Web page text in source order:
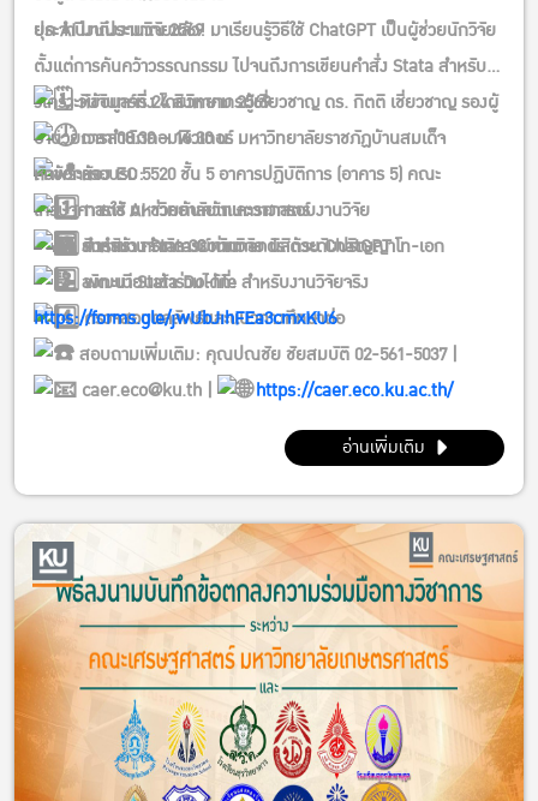
ประจำปีงบประมาณ 2569
ยุค AI มาถึงงานวิจัยแล้ว! มาเรียนรู้วิธีใช้ ChatGPT เป็นผู้ช่วยนักวิจัย
ตั้งแต่การค้นคว้าวรรณกรรม ไปจนถึงการเขียนคำสั่ง Stata สำหรับ
วิเคราะห์ข้อมูลจริง โดยวิทยากรผู้เชี่ยวชาญ ดร. กิตติ เชี่ยวชาญ รองผู้
อำนวยการสำนักคอมพิวเตอร์ มหาวิทยาลัยราชภัฏบ้านสมเด็จ
เจ้าพระยา
วันจันทร์ที่ 24 สิงหาคม 2569
เวลา 08.30 – 16.30 น.
ห้อง EC 5520 ชั้น 5 อาคารปฏิบัติการ (อาคาร 5) คณะ
เศรษฐศาสตร์ มหาวิทยาลัยเกษตรศาสตร์
รับจำนวนจำกัด 30 ท่าน
หัวข้อการอบรม:
การใช้ AI ช่วยค้นคว้าและวางกรอบงานวิจัย
การสร้าง Stata Commands ด้วย ChatGPT
พัฒนา Stata Do-file สำหรับงานวิจัยจริง
ตรวจสอบผลลัพธ์และแนวทางศึกษาต่อ
สำหรับ: คณาจารย์ นักวิจัย นิสิตระดับปริญญาโท-เอก
ลงทะเบียนเข้าร่วมได้ที่:
https://forms.gle/jwUbJihFEa3cmxKU6
สอบถามเพิ่มเติม: คุณปณชัย ชัยสมบัติ 02-561-5037 |
caer.eco@ku.th |
https://caer.eco.ku.ac.th/
อ่านเพิ่มเติม